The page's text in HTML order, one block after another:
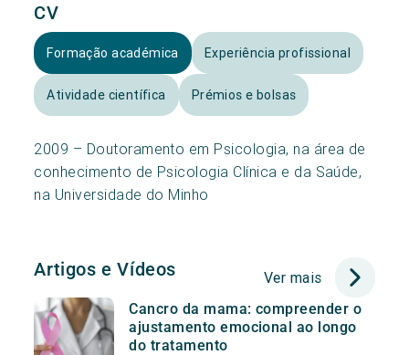
CV
Formação académica Experiência profissional
Atividade científica Prémios e bolsas
2009 – Doutoramento em Psicologia, na área de
conhecimento de Psicologia Clínica e da Saúde,
na Universidade do Minho
Artigos e Vídeos Ver mais
Cancro da mama: compreender o
ajustamento emocional ao longo
do tratamento